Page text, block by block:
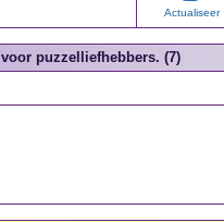
Actualiseer
puzzelliefhebbers. (7)